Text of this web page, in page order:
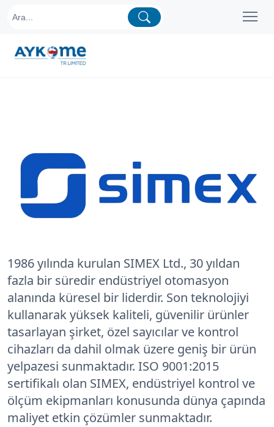
1986 yılında kurulan SIMEX Ltd., 30 yıldan
fazla bir süredir endüstriyel otomasyon
alanında küresel bir liderdir. Son teknolojiyi
kullanarak yüksek kaliteli, güvenilir ürünler
tasarlayan şirket, özel sayıcılar ve kontrol
cihazları da dahil olmak üzere geniş bir ürün
yelpazesi sunmaktadır. ISO 9001:2015
sertifikalı olan SIMEX, endüstriyel kontrol ve
ölçüm ekipmanları konusunda dünya çapında
maliyet etkin çözümler sunmaktadır.